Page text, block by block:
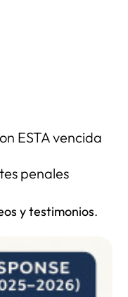
ESTA vencida
penales
y testimonios.